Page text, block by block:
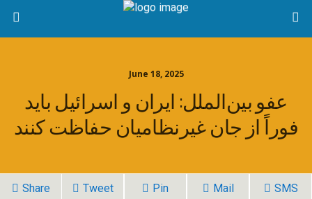
June 18, 2025
عفو بین‌الملل: ایران و اسرائیل باید
فوراً از جان غیرنظامیان حفاظت کنند
Share Tweet Pin Mail SMS